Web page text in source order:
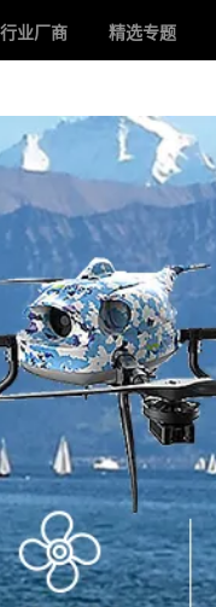
行业厂商 精选专题